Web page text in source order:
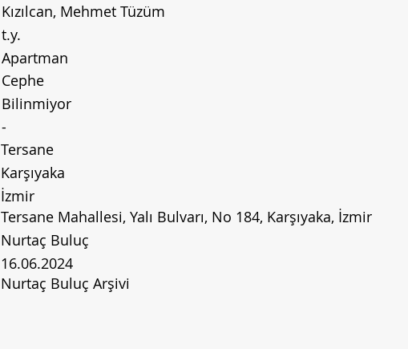
Kızılcan, Mehmet Tüzüm
t.y.
Apartman
Cephe
Bilinmiyor
-
Tersane
Karşıyaka
İzmir
Tersane Mahallesi, Yalı Bulvarı, No 184, Karşıyaka, İzmir
Nurtaç Buluç
16.06.2024
Nurtaç Buluç Arşivi